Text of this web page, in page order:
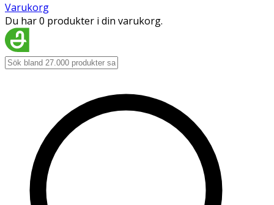
Varukorg
Du har 0 produkter i din varukorg.